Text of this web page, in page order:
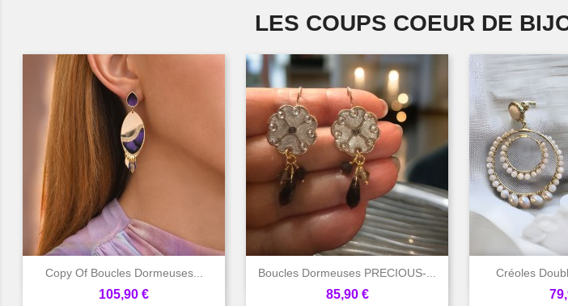
LES COUPS COEUR DE
Copy Of Boucles Dormeuses...
Prix
105,90 €
Aperçu rapide Boucles Dormeuses PRECIOUS-...
Prix
85,90 €
Aperçu rapide Créoles
